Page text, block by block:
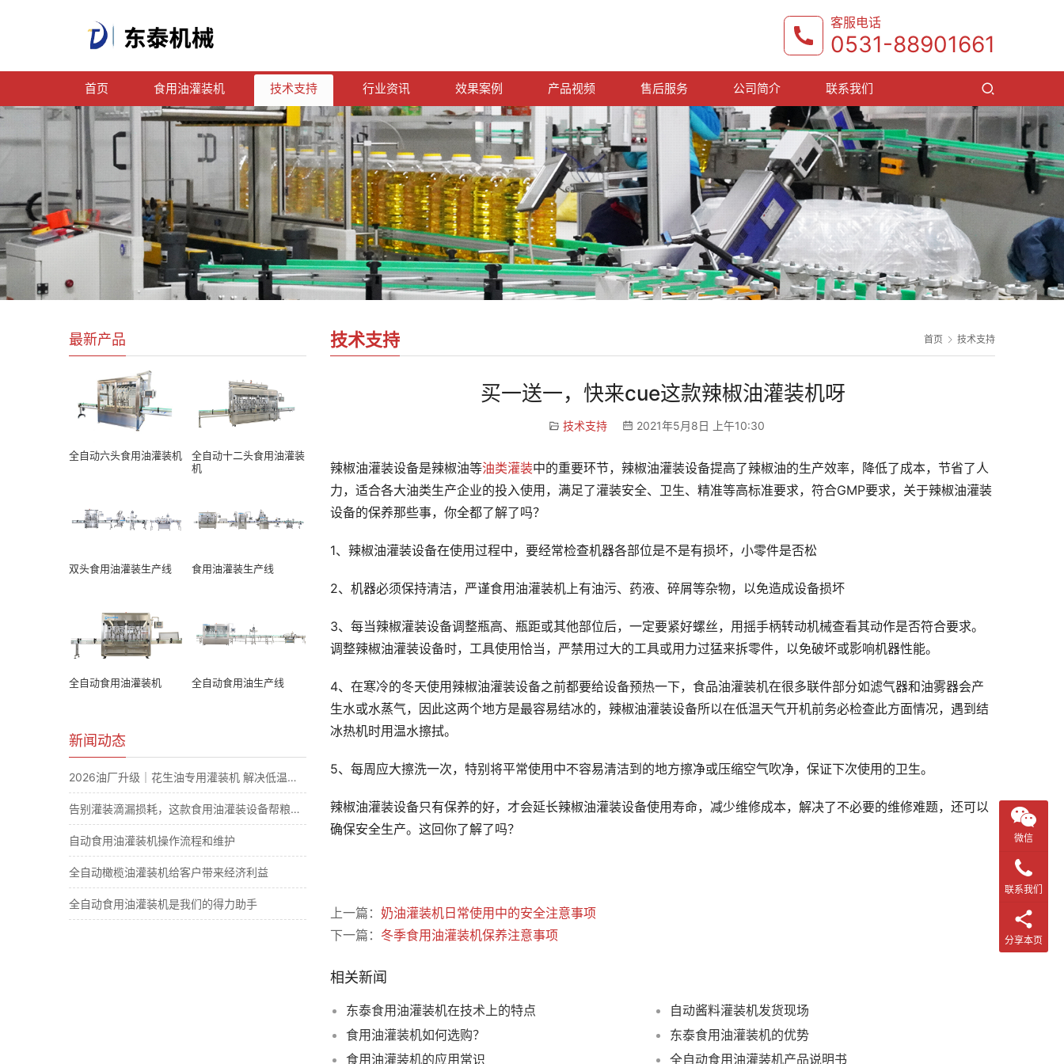
客服电话
0531-88901661
首页 食用油灌装机 技术支持 行业资讯 效果案例 产品视频 售后服务 公司简介 联系我们
首页 技术支持
技术支持
买一送一，快来cue这款辣椒油灌装机呀
技术支持 2021年5月8日 上午10:30
辣椒油灌装设备是辣椒油等油类灌装中的重要环节，辣椒油灌装设备提高了辣椒油的生产效率，降低了成本，节省了人
力，适合各大油类生产企业的投入使用，满足了灌装安全、卫生、精准等高标准要求，符合GMP要求，关于辣椒油灌装
设备的保养那些事，你全都了解了吗？
1、辣椒油灌装设备在使用过程中，要经常检查机器各部位是不是有损坏，小零件是否松
2、机器必须保持清洁，严谨食用油灌装机上有油污、药液、碎屑等杂物，以免造成设备损坏
3、每当辣椒灌装设备调整瓶高、瓶距或其他部位后，一定要紧好螺丝，用摇手柄转动机械查看其动作是否符合要求。
调整辣椒油灌装设备时，工具使用恰当，严禁用过大的工具或用力过猛来拆零件，以免破坏或影响机器性能。
4、在寒冷的冬天使用辣椒油灌装设备之前都要给设备预热一下，食品油灌装机在很多联件部分如滤气器和油雾器会产
生水或水蒸气，因此这两个地方是最容易结冰的，辣椒油灌装设备所以在低温天气开机前务必检查此方面情况，遇到结
冰热机时用温水擦拭。
5、每周应大擦洗一次，特别将平常使用中不容易清洁到的地方擦净或压缩空气吹净，保证下次使用的卫生。
辣椒油灌装设备只有保养的好，才会延长辣椒油灌装设备使用寿命，减少维修成本，解决了不必要的维修难题，还可以
确保安全生产。这回你了解了吗？
上一篇： 奶油灌装机日常使用中的安全注意事项
下一篇： 冬季食用油灌装机保养注意事项
相关新闻
东泰食用油灌装机在技术上的特点
自动酱料灌装机发货现场
食用油灌装机如何选购？
东泰食用油灌装机的优势
食用油灌装机的应用常识
全自动食用油灌装机产品说明书
最新产品
全自动六头食用油灌装机
全自动十二头食用油灌装
机
双头食用油灌装生产线 食用油灌装生产线
全自动食用油灌装机 全自动食用油生产线
新闻动态
2026油厂升级｜花生油专用灌装机 解决低温凝固滴漏计量难题
告别灌装滴漏损耗，这款食用油灌装设备帮粮油厂大幅节省原料成本
自动食用油灌装机操作流程和维护
全自动橄榄油灌装机给客户带来经济利益
全自动食用油灌装机是我们的得力助手
微信
联系我们
分享本页